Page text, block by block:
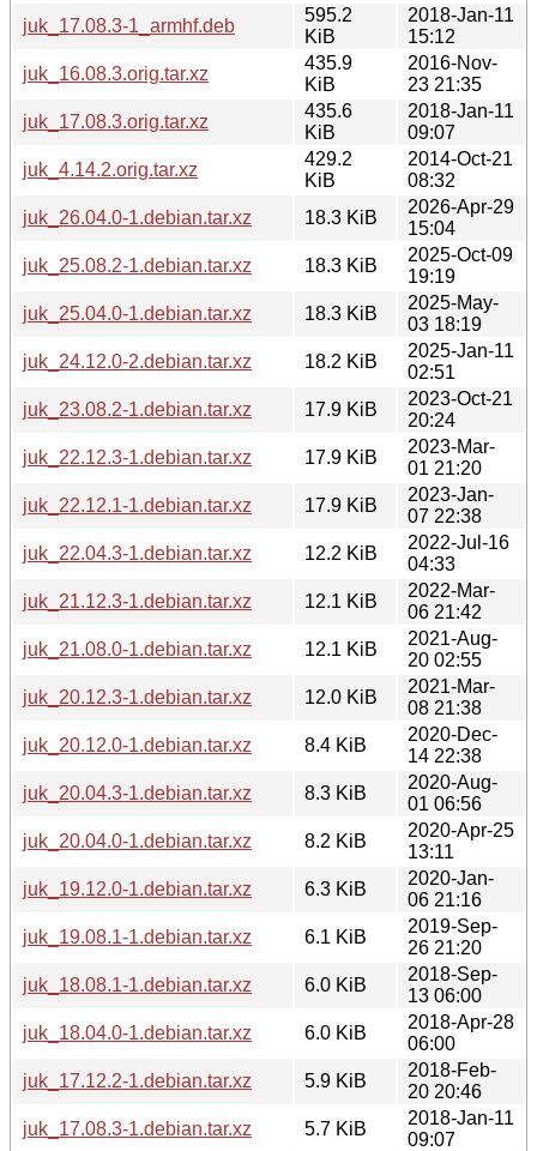
juk_17.08.3-1_armhf.deb
595.2
KiB
2018-Jan-11
15:12
juk_16.08.3.orig.tar.xz
435.9
KiB
2016-Nov-
23 21:35
juk_17.08.3.orig.tar.xz
435.6
KiB
2018-Jan-11
09:07
juk_4.14.2.orig.tar.xz
429.2
KiB
2014-Oct-21
08:32
juk_26.04.0-1.debian.tar.xz
18.3 KiB
2026-Apr-29
15:04
juk_25.08.2-1.debian.tar.xz
18.3 KiB
2025-Oct-09
19:19
juk_25.04.0-1.debian.tar.xz
18.3 KiB
2025-May-
03 18:19
juk_24.12.0-2.debian.tar.xz
18.2 KiB
2025-Jan-11
02:51
juk_23.08.2-1.debian.tar.xz
17.9 KiB
2023-Oct-21
20:24
juk_22.12.3-1.debian.tar.xz
17.9 KiB
2023-Mar-
01 21:20
juk_22.12.1-1.debian.tar.xz
17.9 KiB
2023-Jan-
07 22:38
juk_22.04.3-1.debian.tar.xz
12.2 KiB
2022-Jul-16
04:33
juk_21.12.3-1.debian.tar.xz
12.1 KiB
2022-Mar-
06 21:42
juk_21.08.0-1.debian.tar.xz
12.1 KiB
2021-Aug-
20 02:55
juk_20.12.3-1.debian.tar.xz
12.0 KiB
2021-Mar-
08 21:38
juk_20.12.0-1.debian.tar.xz
8.4 KiB
2020-Dec-
14 22:38
juk_20.04.3-1.debian.tar.xz
8.3 KiB
2020-Aug-
01 06:56
juk_20.04.0-1.debian.tar.xz
8.2 KiB
2020-Apr-25
13:11
juk_19.12.0-1.debian.tar.xz
6.3 KiB
2020-Jan-
06 21:16
juk_19.08.1-1.debian.tar.xz
6.1 KiB
2019-Sep-
26 21:20
juk_18.08.1-1.debian.tar.xz
6.0 KiB
2018-Sep-
13 06:00
juk_18.04.0-1.debian.tar.xz
6.0 KiB
2018-Apr-28
06:00
juk_17.12.2-1.debian.tar.xz
5.9 KiB
2018-Feb-
20 20:46
juk_17.08.3-1.debian.tar.xz
5.7 KiB
2018-Jan-11
09:07